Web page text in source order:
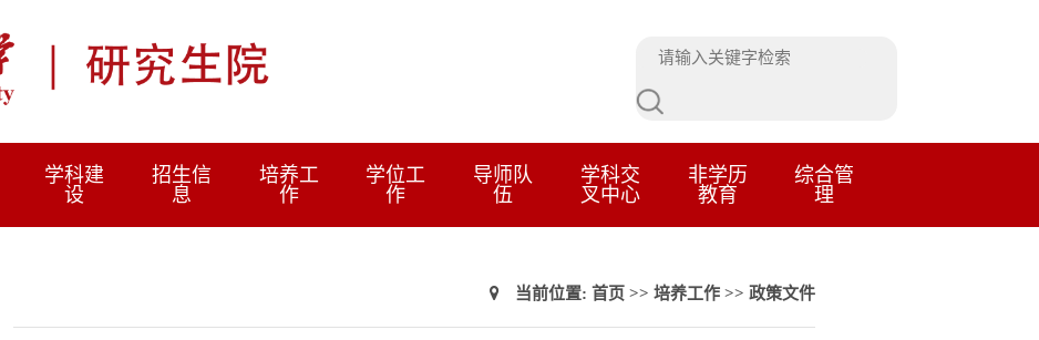
学科建
设
招生信
息
培养工
作
学位工
作
导师队
伍
学科交
叉中心
非学历
教育
综合管
理
当前位置:首页 >>培养工作 >>政策文件